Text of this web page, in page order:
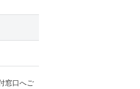
窓口へご